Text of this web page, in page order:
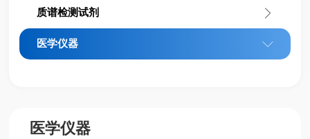
质谱检测试剂
医学仪器
医学仪器